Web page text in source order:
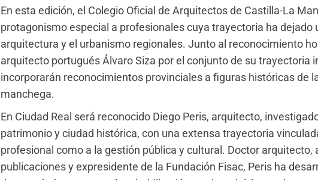
En esta edición, el Colegio Oficial de Arquitectos de Castilla-La
protagonismo especial a profesionales cuya trayectoria ha dejado
arquitectura y el urbanismo regionales. Junto al reconocimiento
arquitecto portugués Álvaro Siza por el conjunto de su trayectoria
incorporarán reconocimientos provinciales a figuras históricas de
manchega.
En Ciudad Real será reconocido Diego Peris, arquitecto,
patrimonio y ciudad histórica, con una extensa trayectoria
profesional como a la gestión pública y cultural. Doctor arquitecto,
publicaciones y expresidente de la Fundación Fisac, Peris ha